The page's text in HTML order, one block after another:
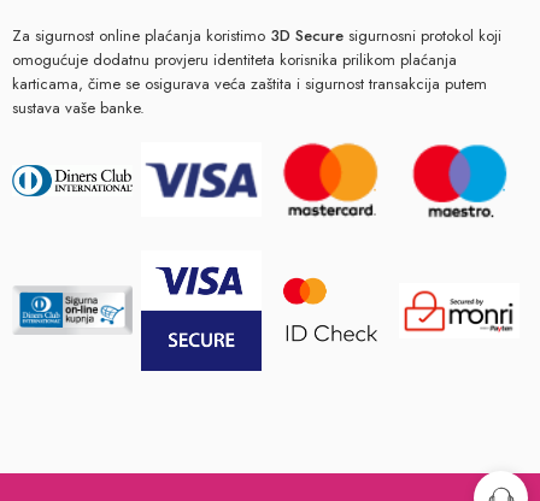
Za sigurnost online plaćanja koristimo 3D Secure sigurnosni protokol koji
omogućuje dodatnu provjeru identiteta korisnika prilikom plaćanja
karticama, čime se osigurava veća zaštita i sigurnost transakcija putem
sustava vaše banke.